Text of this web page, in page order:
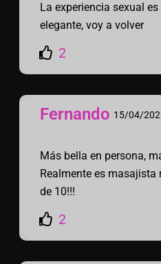
Fernando 15/04/
Más bella en persona,
Realmente es
de 10!!!
2
La experiencia sexual
elegante, voy a volver
2